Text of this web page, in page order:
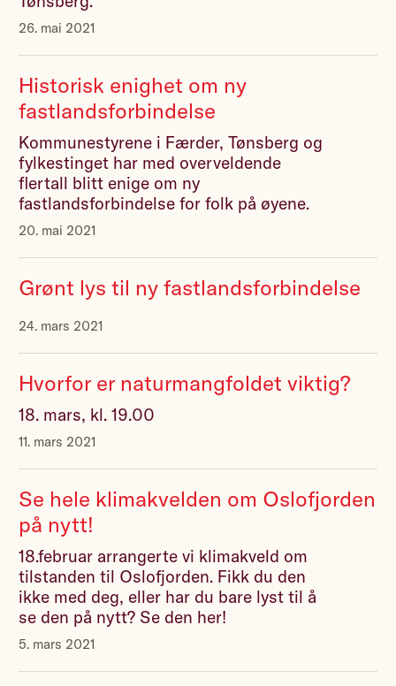
26. mai 2021
Historisk enighet om ny
fastlandsforbindelse
20. mai 2021
Kommunestyrene i Færder, Tønsberg og
fylkestinget har med overveldende
flertall blitt enige om ny
fastlandsforbindelse for folk på øyene.
Grønt lys til ny fastlandsforbindelse
24. mars 2021
Hvorfor er naturmangfoldet viktig?
11. mars 2021
18. mars, kl. 19.00
Se hele klimakvelden om Oslofjorden
på nytt!
5. mars 2021
18.februar arrangerte vi klimakveld om
tilstanden til Oslofjorden. Fikk du den
ikke med deg, eller har du bare lyst til å
se den på nytt? Se den her!